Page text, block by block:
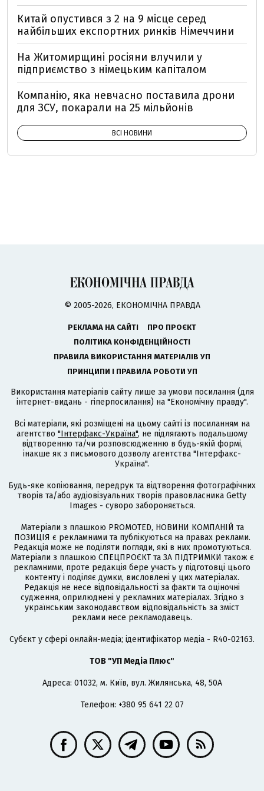
Китай опустився з 2 на 9 місце серед
найбільших експортних ринків Німеччини
На Житомирщині росіяни влучили у
підприємство з німецьким капіталом
Компанію, яка невчасно поставила дрони
для ЗСУ, покарали на 25 мільйонів
ВСІ НОВИНИ
© 2005-2026, ЕКОНОМІЧНА ПРАВДА
РЕКЛАМА НА САЙТІ
ПРО ПРОЄКТ
ПОЛІТИКА КОНФІДЕНЦІЙНОСТІ
ПРАВИЛА ВИКОРИСТАННЯ МАТЕРІАЛІВ УП
ПРИНЦИПИ І ПРАВИЛА РОБОТИ УП
Використання матеріалів сайту лише за умови посилання (для
інтернет-видань - гіперпосилання) на "Економічну правду".
Всі матеріали, які розміщені на цьому сайті із посиланням на
агентство "Інтерфакс-Україна", не підлягають подальшому
відтворенню та/чи розповсюдженню в будь-якій формі,
інакше як з письмового дозволу агентства "Інтерфакс-
Україна".
Будь-яке копіювання, передрук та відтворення фотографічних
творів та/або аудіовізуальних творів правовласника Getty
Images - суворо забороняється.
Матеріали з плашкою PROMOTED, НОВИНИ КОМПАНІЙ та
ПОЗИЦІЯ є рекламними та публікуються на правах реклами.
Редакція може не поділяти погляди, які в них промотуються.
Матеріали з плашкою СПЕЦПРОЄКТ та ЗА ПІДТРИМКИ також є
рекламними, проте редакція бере участь у підготовці цього
контенту і поділяє думки, висловлені у цих матеріалах.
Редакція не несе відповідальності за факти та оціночні
судження, оприлюднені у рекламних матеріалах. Згідно з
українським законодавством відповідальність за зміст
реклами несе рекламодавець.
Cубєкт у сфері онлайн-медіа; ідентифікатор медіа - R40-02163.
ТОВ "УП Медіа Плюс"
Адреса: 01032, м. Київ, вул. Жилянська, 48, 50А
Телефон: +380 95 641 22 07